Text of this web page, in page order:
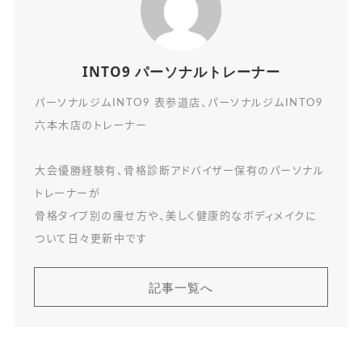
INTO9 パーソナルトレーナー
パーソナルジムINTO9 表参道店、パーソナルジムINTO9
六本木店のトレーナー
大会優勝経験有、骨格診断アドバイザー保有のパーソナル
トレーナーが
骨格タイプ別の痩せ方や、美しく健康的なボディメイクに
ついて日々更新中です
記事一覧へ